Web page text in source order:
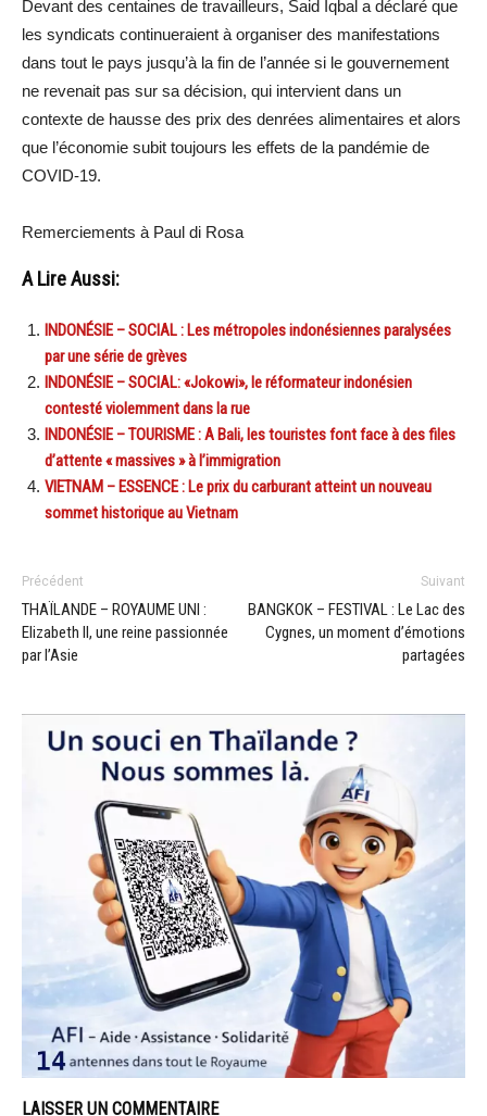
Devant des centaines de travailleurs, Said Iqbal a déclaré que
les syndicats continueraient à organiser des manifestations
dans tout le pays jusqu’à la fin de l’année si le gouvernement
ne revenait pas sur sa décision, qui intervient dans un
contexte de hausse des prix des denrées alimentaires et alors
que l’économie subit toujours les effets de la pandémie de
COVID-19.
Remerciements à Paul di Rosa
A Lire Aussi:
INDONÉSIE – SOCIAL : Les métropoles indonésiennes paralysées
par une série de grèves
INDONÉSIE – SOCIAL: «Jokowi», le réformateur indonésien
contesté violemment dans la rue
INDONÉSIE – TOURISME : A Bali, les touristes font face à des files
d’attente « massives » à l’immigration
VIETNAM – ESSENCE : Le prix du carburant atteint un nouveau
sommet historique au Vietnam
Précédent
THAÏLANDE – ROYAUME UNI :
Elizabeth II, une reine passionnée
par l’Asie
Suivant
BANGKOK – FESTIVAL : Le Lac des
Cygnes, un moment d’émotions
partagées
LAISSER UN COMMENTAIRE